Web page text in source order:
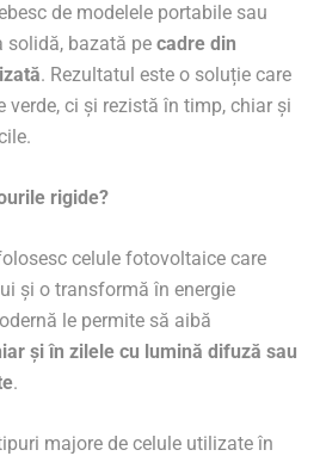
de modelele portabile sau
solidă, bazată pe cadre din
. Rezultatul este o soluție care
verde, ci și rezistă în timp, chiar și
rigide?
celule fotovoltaice care
și o transformă în energie
le permite să aibă
și în zilele cu lumină difuză sau
.
majore de celule utilizate în